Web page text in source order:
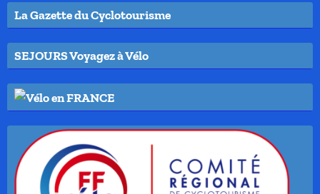
La Gazette du Cyclotourisme
SEJOURS Voyagez à Vélo